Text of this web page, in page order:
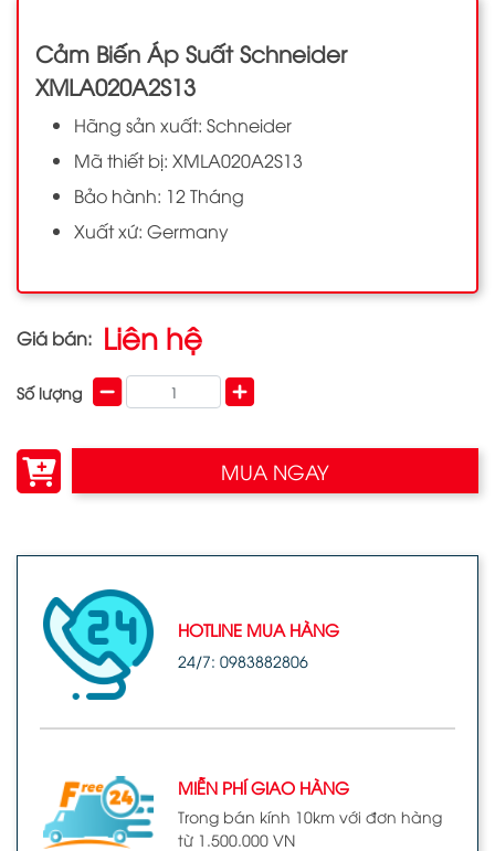
Cảm Biến Áp Suất Schneider
XMLA020A2S13
Hãng sản xuất: Schneider
Mã thiết bị: XMLA020A2S13
Bảo hành: 12 Tháng
Xuất xứ: Germany
Giá bán: Liên hệ
Số lượng
MUA NGAY
HOTLINE MUA HÀNG
24/7: 0983882806
MIỄN PHÍ GIAO HÀNG
Trong bán kính 10km với đơn hàng
từ 1.500.000 VN